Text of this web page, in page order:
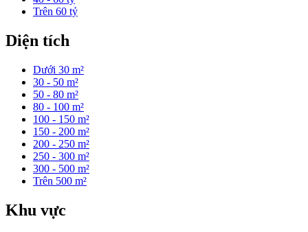
Trên 60 tỷ
Diện tích
Dưới 30 m²
30 - 50 m²
50 - 80 m²
80 - 100 m²
100 - 150 m²
150 - 200 m²
200 - 250 m²
250 - 300 m²
300 - 500 m²
Trên 500 m²
Khu vực